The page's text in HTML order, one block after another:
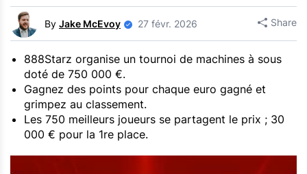
By Jake McEvoy 27 févr. 2026 Share
888Starz organise un tournoi de machines à sous
doté de 750 000 €.
Gagnez des points pour chaque euro gagné et
grimpez au classement.
Les 750 meilleurs joueurs se partagent le prix ; 30
000 € pour la 1re place.